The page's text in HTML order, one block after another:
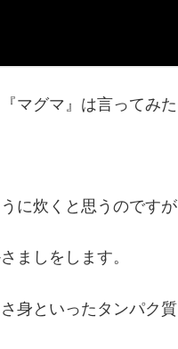
マグマ』は言ってみた
に炊くと思うのですが
ましをします。
身といったタンパク質